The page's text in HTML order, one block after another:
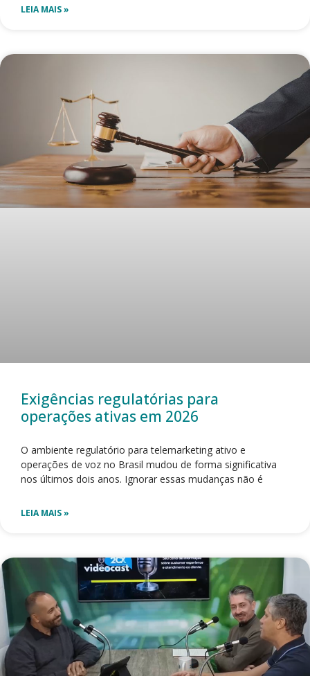
LEIA MAIS »
Exigências regulatórias para
operações ativas em 2026
O ambiente regulatório para telemarketing ativo e
operações de voz no Brasil mudou de forma significativa
nos últimos dois anos. Ignorar essas mudanças não é
LEIA MAIS »